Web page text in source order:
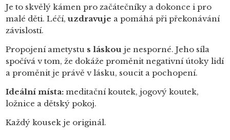
Je to skvělý kámen pro začátečníky a dokonce i pro
malé děti. Léčí,uzdravuje a pomáhá při překonávání
závislostí.
Propojení ametystu s láskou je nesporné. Jeho síla
spočívá v tom, že dokáže proměnit negativní útoky lidí
a proměnit je právě v lásku, soucit a pochopení.
Ideální místa: meditační koutek, jogový koutek,
ložnice a dětský pokoj.
Každý kousek je originál.